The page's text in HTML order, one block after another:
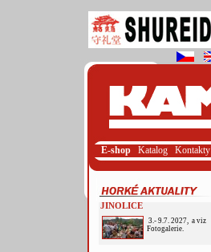
E-shop Katalog Kontakty
JINOLICE
3.- 9.7. 2027, a viz
Fotogalerie.